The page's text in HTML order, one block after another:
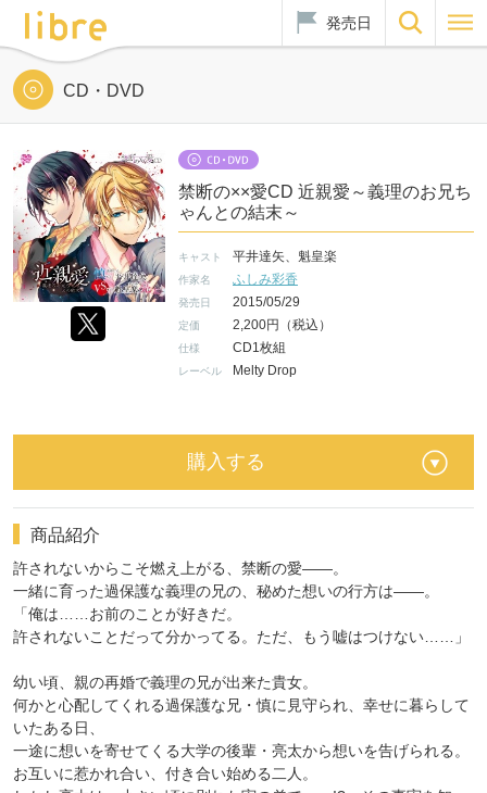
発売日
CD・DVD
禁断の××愛CD 近親愛～義理のお兄ち
ゃんとの結末～
キャスト 平井達矢、魁皇楽
作家名 ふしみ彩香
発売日 2015/05/29
定価 2,200円（税込）
仕様 CD1枚組
レーベル Melty Drop
購入する
商品紹介
許されないからこそ燃え上がる、禁断の愛――。
一緒に育った過保護な義理の兄の、秘めた想いの行方は――。
「俺は……お前のことが好きだ。
許されないことだって分かってる。ただ、もう嘘はつけない……」
幼い頃、親の再婚で義理の兄が出来た貴女。
何かと心配してくれる過保護な兄・慎に見守られ、幸せに暮らして
いたある日、
一途に想いを寄せてくる大学の後輩・亮太から想いを告げられる。
お互いに惹かれ合い、付き合い始める二人。